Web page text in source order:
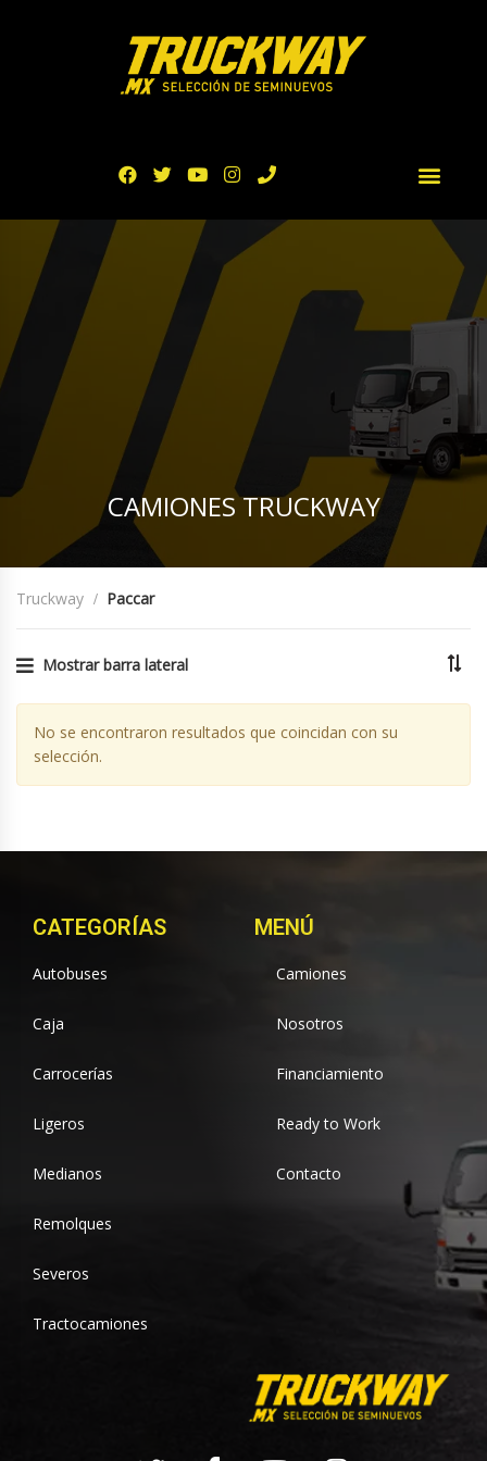
CAMIONES TRUCKWAY
Truckway Paccar
Mostrar barra lateral
No se encontraron resultados que coincidan con su
selección.
CATEGORÍAS
Autobuses
Caja
Carrocerías
Ligeros
Medianos
Remolques
Severos
Tractocamiones
MENÚ
Camiones
Nosotros
Financiamiento
Ready to Work
Contacto